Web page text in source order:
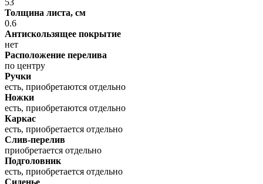
Толщина листа, см
0.6
Антискользящее покрытие
нет
Расположение перелива
по центру
Ручки
есть, приобретаются отдельно
Ножки
есть, приобретаются отдельно
Каркас
есть, приобретается отдельно
Слив-перелив
приобретается отдельно
Подголовник
есть, приобретается отдельно
Сиденье